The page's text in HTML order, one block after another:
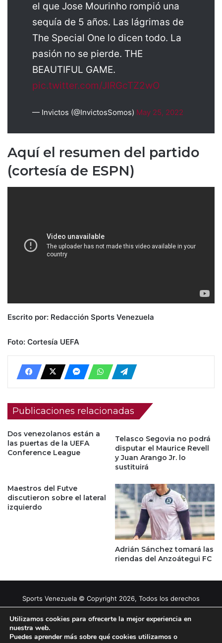
el que Jose Mourinho rompió una
sequía de 5 años. Las lágrimas de
The Special One lo dicen todo. La
pasión no se pierde. THE
BEAUTIFUL GAME.
pic.twitter.com/JIRGcTZ2wO
— Invictos (@InvictosSomos) May 25, 2022
Aquí el resumen del partido
(cortesía de ESPN)
Escrito por: Redacción Sports Venezuela
Foto: Cortesía UEFA
Publicaciones relacionadas
Dos venezolanos están a
las puertas de la UEFA
Conference League
Telasco Segovia no podrá
disputar el Maurice Revell
y Juan Arango Jr. lo
sustituirá
Maestros del Futve
discutieron sobre el lateral
izquierdo
Adrián Sánchez tomará las
riendas del Anzoátegui FC
Sports Venezuela © Copyright 2026, Todos los derechos
Facebook
X YouTubeInstagram
Utilizamos cookies para ofrecerte la mejor experiencia en
nuestra web.
Puedes aprender más sobre qué cookies utilizamos o